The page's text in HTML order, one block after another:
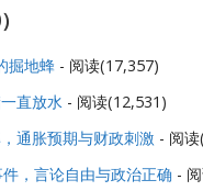
掘地蜂 - 阅读(17,357)
直放水 - 阅读(12,531)
通胀预期与财政刺激 - 阅
，言论自由与政治正确 -